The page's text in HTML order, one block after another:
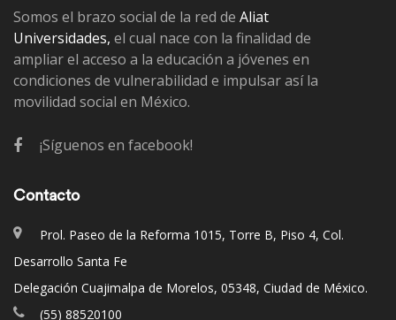
Somos el brazo social de la red de Aliat
Universidades, el cual nace con la finalidad de
ampliar el acceso a la educación a jóvenes en
condiciones de vulnerabilidad e impulsar así la
movilidad social en México.
¡Síguenos en facebook!
Contacto
Prol. Paseo de la Reforma 1015, Torre B, Piso 4, Col.
Desarrollo Santa Fe
Delegación Cuajimalpa de Morelos, 05348, Ciudad de México.
(55) 88520100